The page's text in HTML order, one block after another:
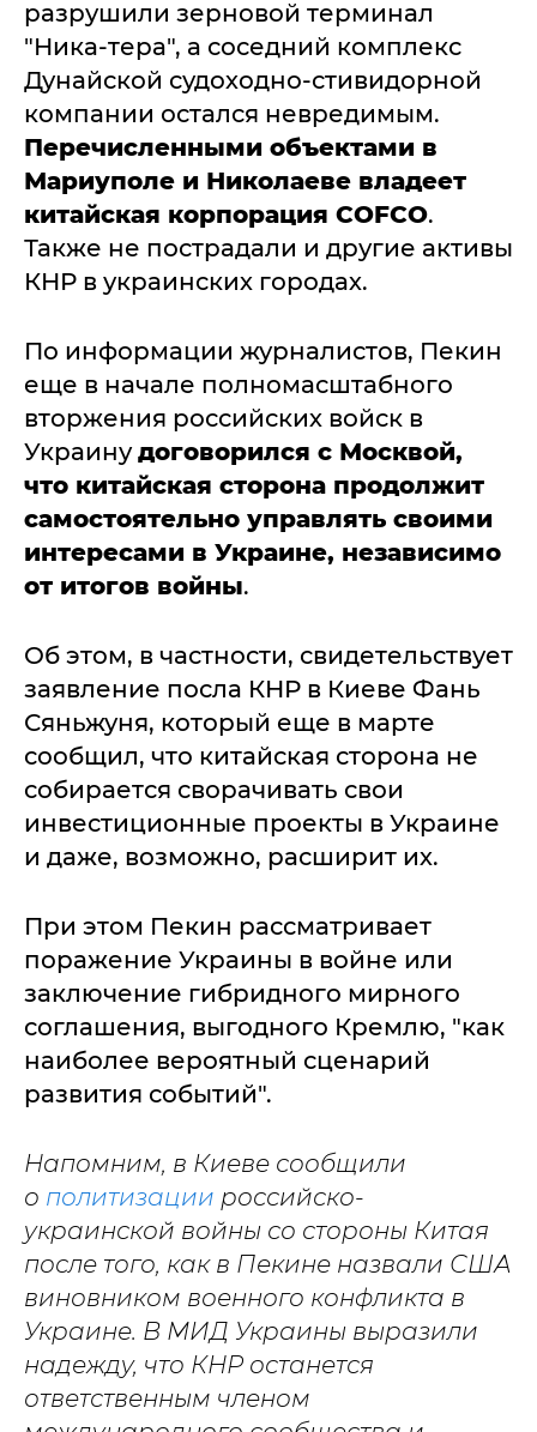
разрушили зерновой терминал
"Ника-тера", а соседний комплекс
Дунайской судоходно-стивидорной
компании остался невредимым.
Перечисленными объектами в
Мариуполе и Николаеве владеет
китайская корпорация COFCO.
Также не пострадали и другие активы
КНР в украинских городах.
По информации журналистов, Пекин
еще в начале полномасштабного
вторжения российских войск в
Украинудоговорился с Москвой,
что китайская сторона продолжит
самостоятельно управлять своими
интересами в Украине, независимо
от итогов войны.
Об этом, в частности, свидетельствует
заявление посла КНР в Киеве Фань
Сяньжуня, который еще в марте
сообщил, что китайская сторона не
собирается сворачивать свои
инвестиционные проекты в Украине
и даже, возможно, расширит их.
При этом Пекин рассматривает
поражение Украины в войне или
заключение гибридного мирного
соглашения, выгодного Кремлю, "как
наиболее вероятный сценарий
развития событий".
Напомним, в Киеве сообщили
о политизации российско-
украинской войны со стороны Китая
после того, как в Пекине назвали США
виновником военного конфликта в
Украине. В МИД Украины выразили
надежду, что КНР останется
ответственным членом